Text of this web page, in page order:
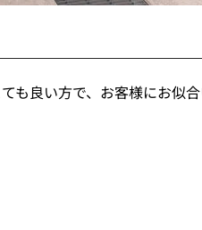
も良い方で、お客様にお似